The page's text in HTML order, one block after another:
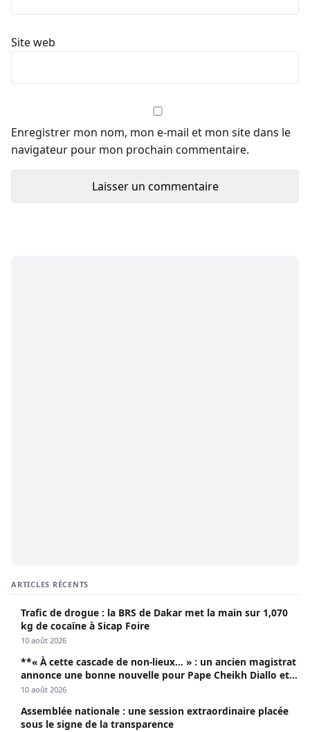
Site web
Enregistrer mon nom, mon e-mail et mon site dans le
navigateur pour mon prochain commentaire.
ARTICLES RÉCENTS
Trafic de drogue : la BRS de Dakar met la main sur 1,070
kg de cocaïne à Sicap Foire
10 août 2026
**« À cette cascade de non-lieux… » : un ancien magistrat
annonce une bonne nouvelle pour Pape Cheikh Diallo et
Cie**
10 août 2026
Assemblée nationale : une session extraordinaire placée
sous le signe de la transparence